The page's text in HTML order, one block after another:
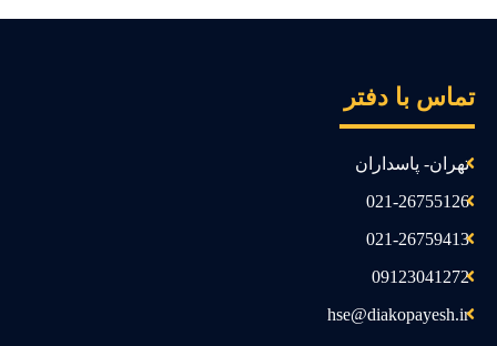
با دفتر
تهران- پاسداران
021-26755126
021-26759413
09123041272
hse@diakopayesh.ir